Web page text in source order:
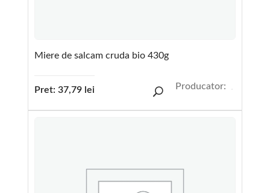
Miere de salcam cruda bio 430g
Pret: 37,79 lei Producator: